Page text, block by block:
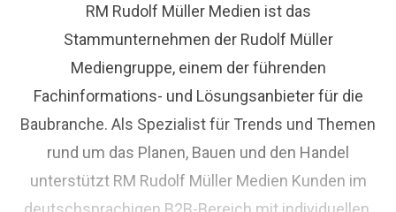
RM Rudolf Müller Medien ist das
Stammunternehmen der Rudolf Müller
Mediengruppe, einem der führenden
Fachinformations- und Lösungsanbieter für die
Baubranche. Als Spezialist für Trends und Themen
rund um das Planen, Bauen und den Handel
unterstützt RM Rudolf Müller Medien Kunden im